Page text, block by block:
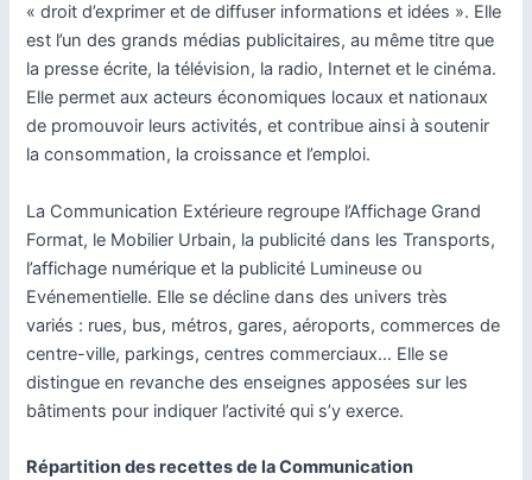
« droit d’exprimer et de diffuser informations et idées ». Elle
est l’un des grands médias publicitaires, au même titre que
la presse écrite, la télévision, la radio, Internet et le cinéma.
Elle permet aux acteurs économiques locaux et nationaux
de promouvoir leurs activités, et contribue ainsi à soutenir
la consommation, la croissance et l’emploi.
La Communication Extérieure regroupe l’Affichage Grand
Format, le Mobilier Urbain, la publicité dans les Transports,
l’affichage numérique et la publicité Lumineuse ou
Evénementielle. Elle se décline dans des univers très
variés : rues, bus, métros, gares, aéroports, commerces de
centre-ville, parkings, centres commerciaux… Elle se
distingue en revanche des enseignes apposées sur les
bâtiments pour indiquer l’activité qui s’y exerce.
Répartition des recettes de laCommunication